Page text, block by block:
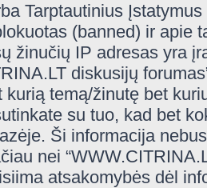
Tarptautinius
(banned) ir apie
žinučių IP adresas yra
diskusijų
kurią temą/žinutę bet
su tuo, kad bet
Ši informacija
nei
atsakomybės dėl